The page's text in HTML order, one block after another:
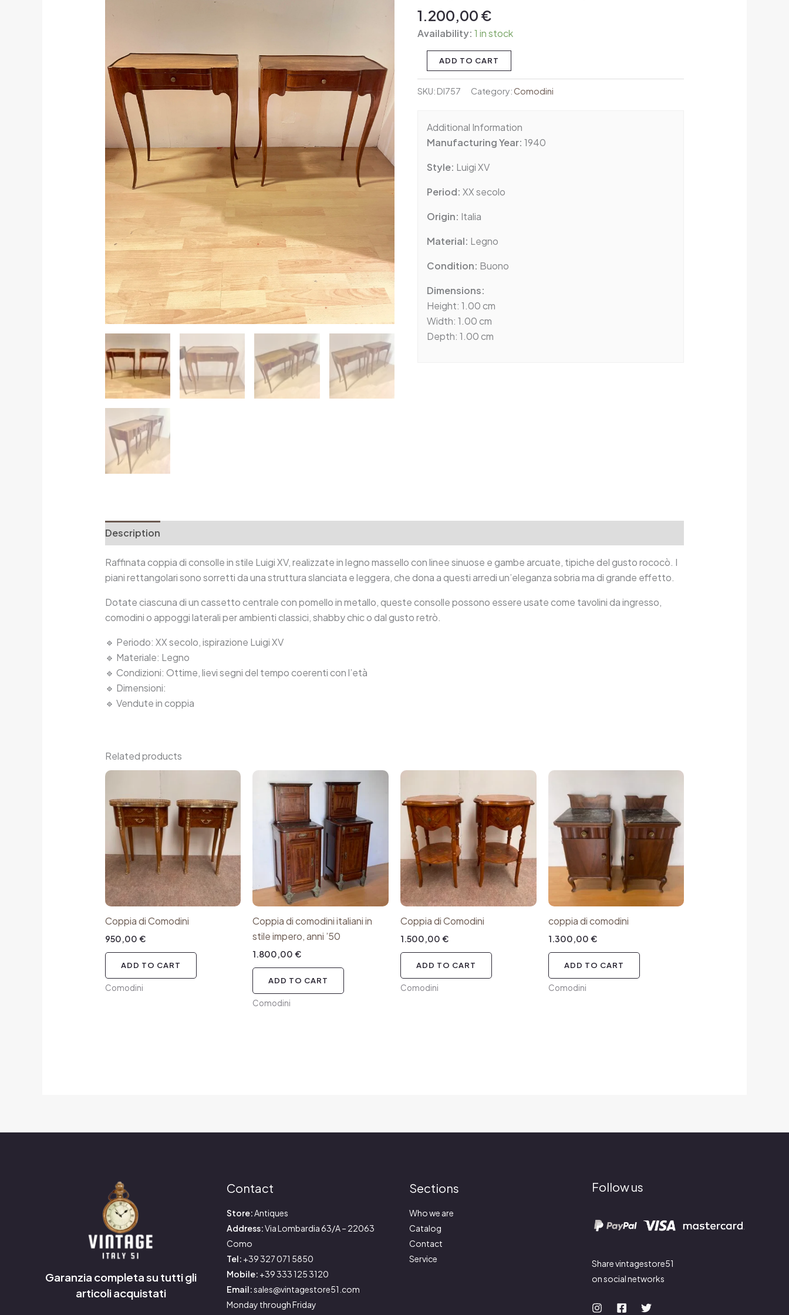
1.200,00 €
Availability: 1 in stock
–
Eleganza
senza
tempo
quantity
ADD TO CART
SKU: DI757 Category:Comodini
Additional Information
Manufacturing Year: 1940
Style: Luigi XV
Period: XX secolo
Origin: Italia
Material: Legno
Condition: Buono
Dimensions:
Height: 1.00 cm
Width: 1.00 cm
Depth: 1.00 cm
Description
Raffinata coppia di consolle in stile Luigi XV, realizzate in legno massello con linee sinuose e gambe arcuate, tipiche del gusto rococò. I
piani rettangolari sono sorretti da una struttura slanciata e leggera, che dona a questi arredi un’eleganza sobria ma di grande effetto.
Dotate ciascuna di un cassetto centrale con pomello in metallo, queste consolle possono essere usate come tavolini da ingresso,
comodini o appoggi laterali per ambienti classici, shabby chic o dal gusto retrò.
🔹 Periodo: XX secolo, ispirazione Luigi XV
🔹 Materiale: Legno
🔹 Condizioni: Ottime, lievi segni del tempo coerenti con l’età
🔹 Dimensioni:
🔹 Vendute in coppia
Related products
Coppia di Comodini
950,00 €
ADD TO CART
Comodini
Coppia di comodini italiani in
stile impero, anni ’50
1.800,00€
ADD TO CART
Comodini
Coppia di Comodini
1.500,00 €
ADD TO CART
Comodini
coppia di comodini
1.300,00 €
ADD TO CART
Comodini
Garanzia completa su tutti gli
articoli acquistati
Contact
Store:Antiques
Address:Via Lombardia 63/A – 22063
Como
Tel: +39 327 071 5850
Mobile: +39 333 125 3120
Email:sales@vintagestore51.com
Monday through Friday
Sections
Who we are
Catalog
Contact
Service
Follow us
Share vintagestore51
on social networks